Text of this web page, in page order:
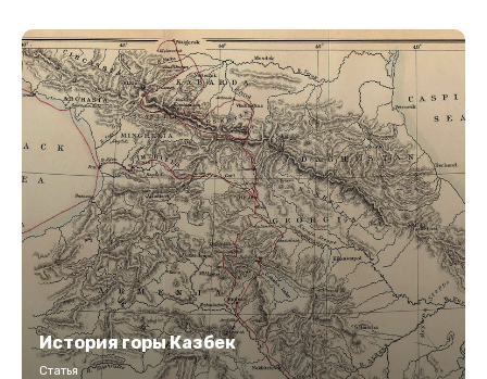
История горы Казбек
Статья